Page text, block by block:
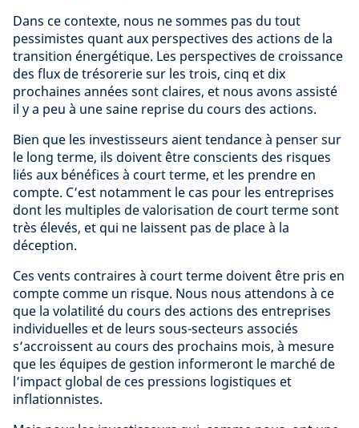
Dans ce contexte, nous ne sommes pas du tout
pessimistes quant aux perspectives des actions de la
transition énergétique. Les perspectives de croissance
des flux de trésorerie sur les trois, cinq et dix
prochaines années sont claires, et nous avons assisté
il y a peu à une saine reprise du cours des actions.
Bien que les investisseurs aient tendance à penser sur
le long terme, ils doivent être conscients des risques
liés aux bénéfices à court terme, et les prendre en
compte. C’est notamment le cas pour les entreprises
dont les multiples de valorisation de court terme sont
très élevés, et qui ne laissent pas de place à la
déception.
Ces vents contraires à court terme doivent être pris en
compte comme un risque. Nous nous attendons à ce
que la volatilité du cours des actions des entreprises
individuelles et de leurs sous-secteurs associés
s’accroissent au cours des prochains mois, à mesure
que les équipes de gestion informeront le marché de
l’impact global de ces pressions logistiques et
inflationnistes.